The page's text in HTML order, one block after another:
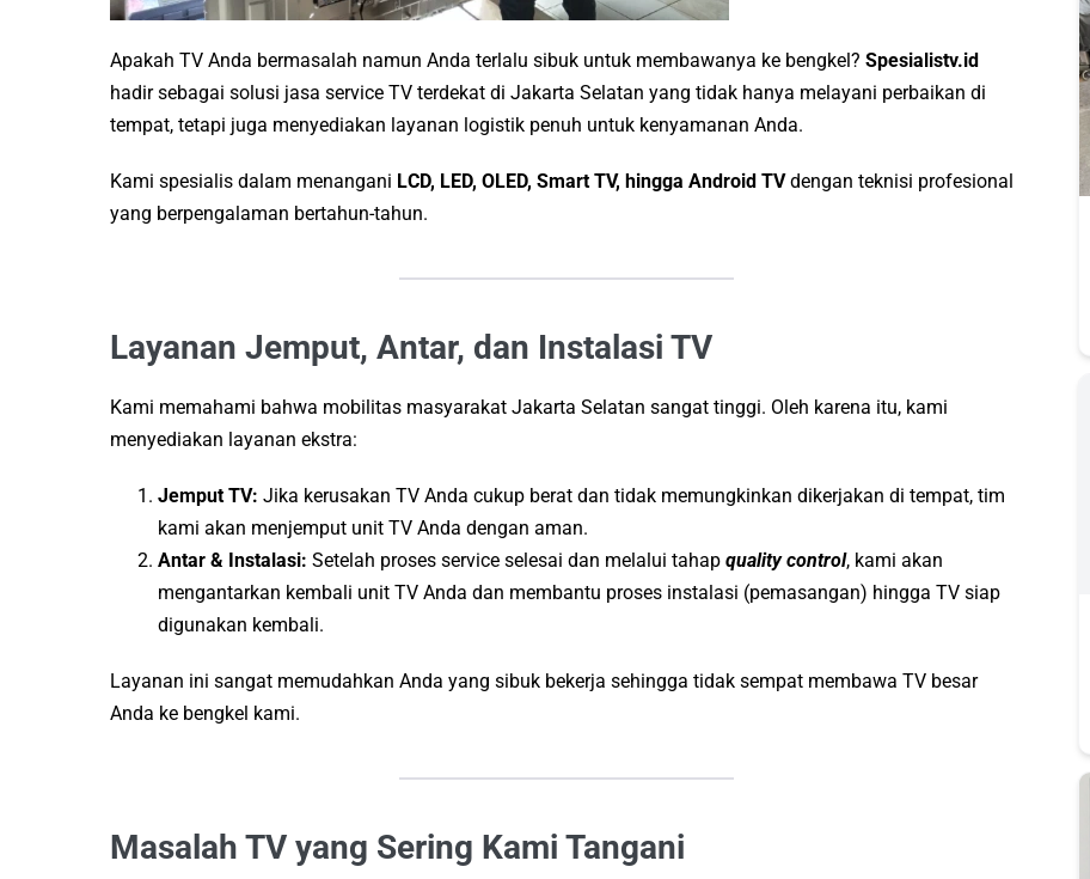
Apakah TV Anda bermasalah namun Anda terlalu sibuk untuk membawanya ke bengkel? Spesialistv.id
hadir sebagai solusi jasa service TV terdekat di Jakarta Selatan yang tidak hanya melayani perbaikan di
tempat, tetapi juga menyediakan layanan logistik penuh untuk kenyamanan Anda.
Kami spesialis dalam menangani LCD, LED, OLED, Smart TV, hingga Android TVdengan teknisi profesional
yang berpengalaman bertahun-tahun.
Layanan Jemput, Antar, dan Instalasi TV
Kami memahami bahwa mobilitas masyarakat Jakarta Selatan sangat tinggi. Oleh karena itu, kami
menyediakan layanan ekstra:
Jemput TV: Jika kerusakan TV Anda cukup berat dan tidak memungkinkan dikerjakan di tempat, tim
kami akan menjemput unit TV Anda dengan aman.
Antar & Instalasi: Setelah proses service selesai dan melalui tahap quality control, kami akan
mengantarkan kembali unit TV Anda dan membantu proses instalasi (pemasangan) hingga TV siap
digunakan kembali.
Layanan ini sangat memudahkan Anda yang sibuk bekerja sehingga tidak sempat membawa TV besar
Anda ke bengkel kami.
Masalah TV yang Sering Kami Tangani